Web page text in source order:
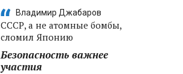
Владимир Джабаров
СССР, а не атомные бомбы,
сломил Японию
Безопасность важнее
участия